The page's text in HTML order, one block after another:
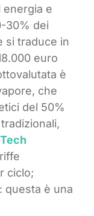
energia e
30% dei
si traduce in
euro
è
che
del 50%
ciclo;
: questa è una